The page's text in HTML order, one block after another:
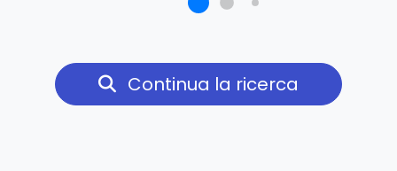
Continua la ricerca